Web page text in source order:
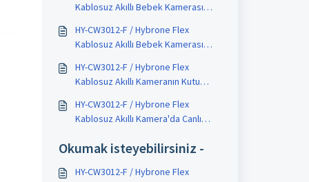
Kablosuz Akıllı Bebek Kamerası
HY-CW3012-F / Hybrone Flex
Kablosuz Akıllı Bebek Kamerası
HY-CW3012-F / Hybrone Flex
Kablosuz Akıllı Kameranın Kutu
?
HY-CW3012-F / Hybrone Flex
Kablosuz Akıllı Kamera'da Canlı
?
Okumak isteyebilirsiniz -
HY-CW3012-F / Hybrone Flex